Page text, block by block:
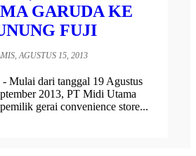
GARUDA KE
FUJI
AGUSTUS 15, 2013
Mulai dari tanggal 19 Agustus
2013, PT Midi Utama
gerai convenience store...